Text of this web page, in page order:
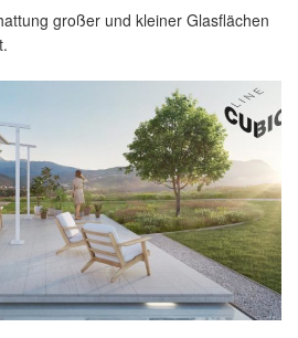
großer und kleiner Glasflächen